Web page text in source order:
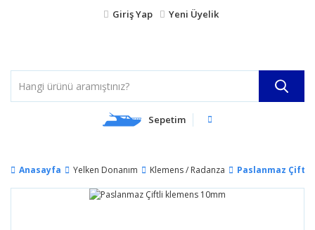
Giriş Yap Yeni Üyelik
Sepetim
Anasayfa Yelken Donanım Klemens / Radanza Paslanmaz Çiftli